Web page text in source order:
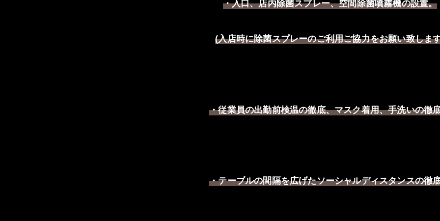
・入口、店内除菌スプレー、空間除菌噴霧機の設置。
(入店時に除菌スプレーのご利用ご協力をお願い致しま
・従業員の出勤前検温の徹底、マスク着用、手洗いの徹
・テーブルの間隔を広げたソーシャルディスタンスの徹